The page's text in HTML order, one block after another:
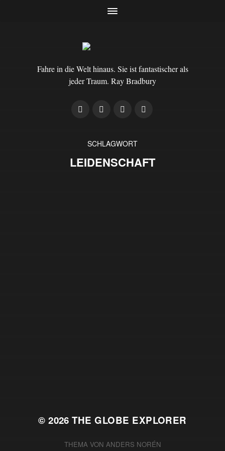
Fahre in die Welt hinaus. Sie ist fantastischer als
jeder Traum. Ray Bradbury
SCHLAGWORT
LEIDENSCHAFT
© 2026THE GLOBE EXPLORER
THEMA VON ANDERS NORÉN